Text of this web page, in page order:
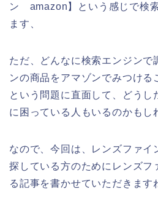
ン amazon】という感じで検
ます、
ただ、どんなに検索エンジンで
ンの商品をアマゾンでみつける
という問題に直面して、どうし
に困っている人もいるのかもし
なので、今回は、レンズファイ
探している方のためにレンズフ
る記事を書かせていただきます